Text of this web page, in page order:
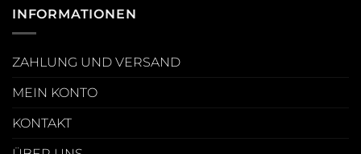
INFORMATIONEN
ZAHLUNG UND VERSAND
MEIN KONTO
KONTAKT